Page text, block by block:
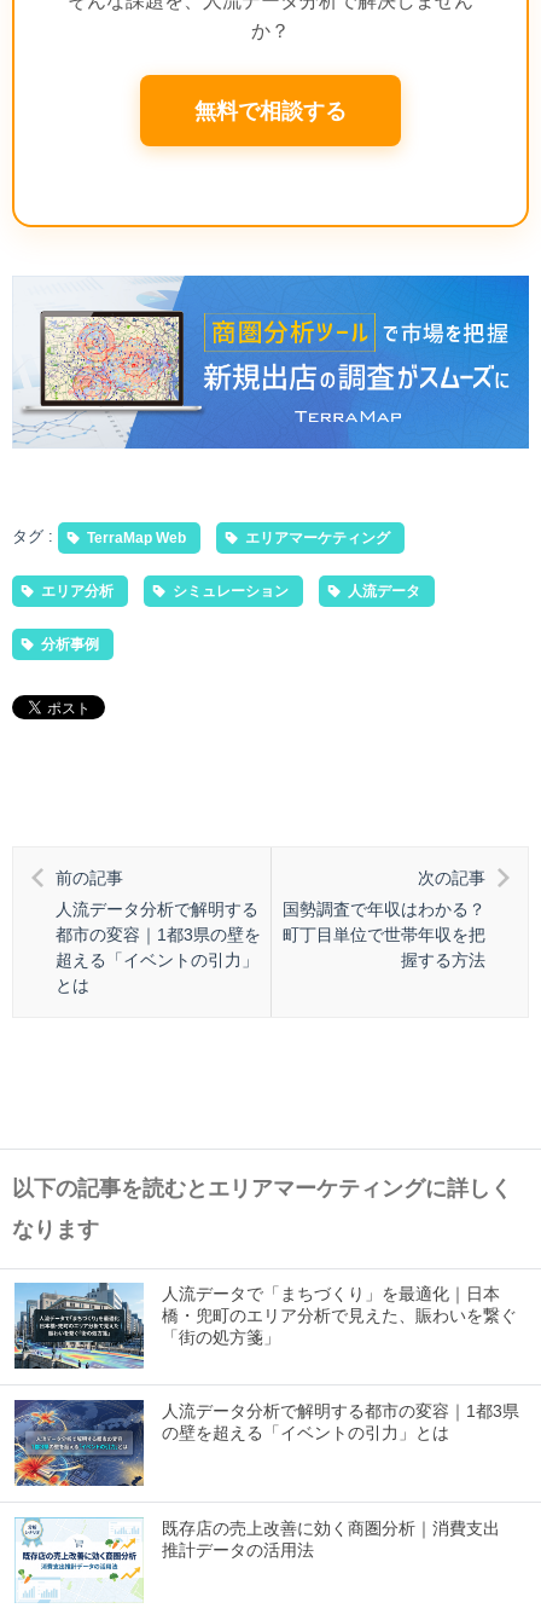
か？
無料で相談する
タグ : TerraMap Web エリアマーケティング
エリア分析 シミュレーション 人流データ
分析事例
前の記事
人流データ分析で解明する
都市の変容｜1都3県の壁を
超える「イベントの引力」
とは
次の記事
国勢調査で年収はわかる？
町丁目単位で世帯年収を把
握する方法
以下の記事を読むとエリアマーケティングに詳しく
なります
人流データで「まちづくり」を最適化｜日本
橋・兜町のエリア分析で見えた、賑わいを繋ぐ
「街の処方箋」
人流データ分析で解明する都市の変容｜1都3県
の壁を超える「イベントの引力」とは
既存店の売上改善に効く商圏分析｜消費支出
推計データの活用法